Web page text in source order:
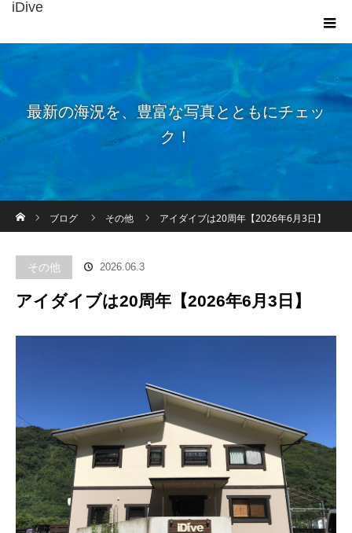
iDive
最新の海況を、豊富な写真とともにチェッ
ク！
ブログ
その他 アイダイブは20周年【2026年6月3日】
その他 2026.06.3
アイダイブは20周年【2026年6月3日】